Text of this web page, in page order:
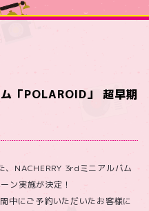
「POLAROID」 超早期
NACHERRY 3rdミニアルバム
ン実施が決定！
中にご予約いただいたお客様に